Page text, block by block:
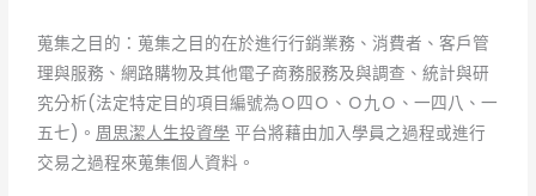
蒐集之目的：蒐集之目的在於進行行銷業務、消費者、客戶管
理與服務、網路購物及其他電子商務服務及與調查、統計與研
究分析(法定特定目的項目編號為Ｏ四Ｏ、Ｏ九Ｏ、一四八、一
五七)。 周思潔人生投資學 平台將藉由加入學員之過程或進行
交易之過程來蒐集個人資料。